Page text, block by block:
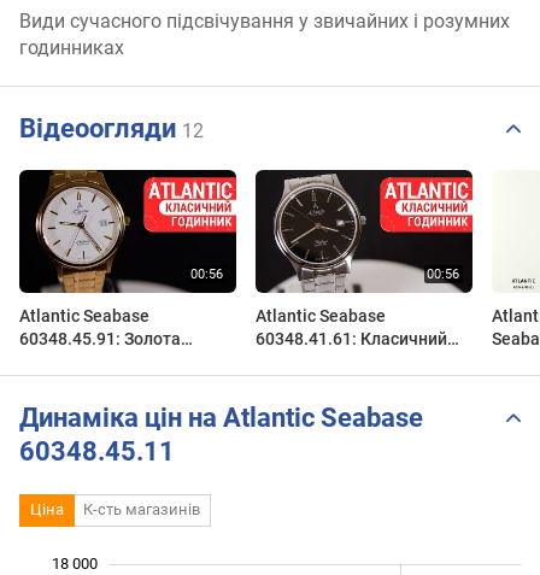
Види сучасного підсвічування у звичайних і розумних
годинниках
Відеоогляди 12
Atlantic Seabase
60348.45.91: Золота
огляд DEKA
Atlantic Seabase
60348.41.61: Класичний
огляд DEKA
Динаміка цін на Atlantic Seabase
60348.45.11
Ціна К-сть магазинів
18 000